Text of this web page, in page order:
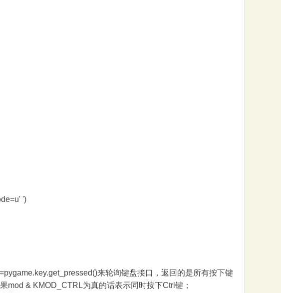
')
来轮询键盘接口，返回的是所有按下键
mod & KMOD_CTRL为真的话表示同时按下Ctrl键；